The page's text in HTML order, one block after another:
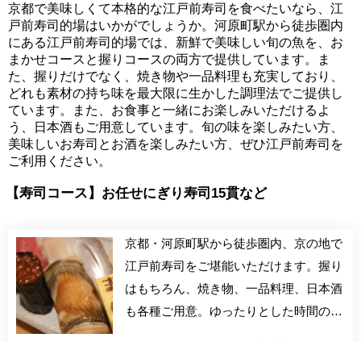
京都で美味しくて本格的な江戸前寿司を食べたいなら、江
戸前寿司的場はいかがでしょうか。河原町駅から徒歩圏内
にある江戸前寿司的場では、新鮮で美味しい旬の魚を、お
まかせコースと握りコースの両方で提供しています。ま
た、握りだけでなく、焼き物や一品料理も充実しており、
どれも素材の持ち味を最大限に生かした調理法でご提供し
ています。また、お食事と一緒にお楽しみいただけるよ
う、日本酒もご用意しています。旬の味を楽しみたい方、
美味しいお寿司とお酒を楽しみたい方、ぜひ江戸前寿司を
ご利用ください。
【寿司コース】お任せにぎり寿司15貫など
京都・河原町駅から徒歩圏内、京の地で
江戸前寿司をご堪能いただけます。握り
はもちろん、焼き物、一品料理、日本酒
も各種ご用意。ゆったりとした時間の流